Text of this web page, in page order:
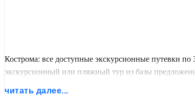
Кострома: все доступные экскурсионные путевки
экскурсионный или пляжный тур из базы
читать далее...